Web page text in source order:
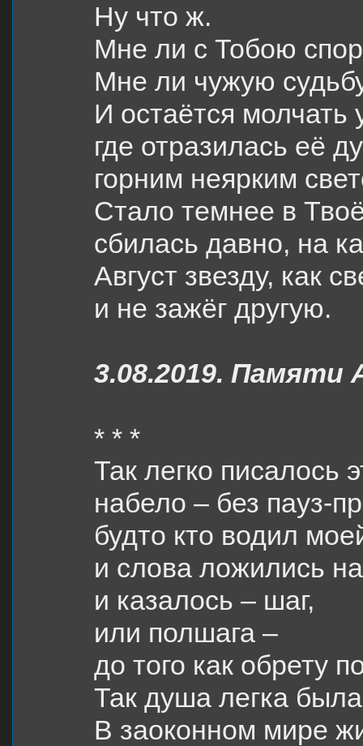
Ну что ж.
Мне ли с Тобою
Мне ли чужую
И остаётся молчать
где отразилась её
горним неярким
Стало темнее в
сбилась давно, на
Август звезду, как
и не зажёг другую.
3.08.2019. Памяти
* * *
Так легко писалось
набело – без пауз-
будто кто водил
и слова ложились
и казалось – шаг,
или полшага –
до того как обрету
Так душа легка
В заоконном мире